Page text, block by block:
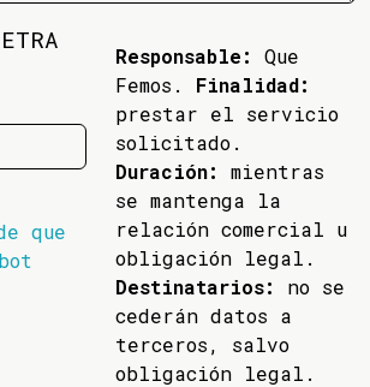
que
Responsable:
Que
Femos. Finalidad:
prestar el servicio
solicitado.
Duración:
mientras
se mantenga la
relación comercial u
obligación legal.
Destinatarios:
no se
cederán datos a
terceros, salvo
obligación legal.